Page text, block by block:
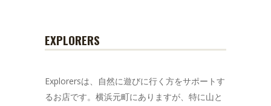
EXPLORERS
Explorersは、自然に遊びに行く方をサポートす
るお店です。横浜元町にありますが、特に山と